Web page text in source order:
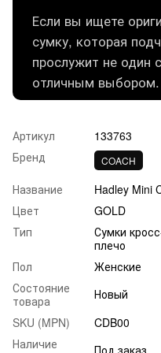
Если вы ищете
сумку, которая
прослужит не один
отличным выбором.
Артикул
133763
Бренд
COACH
Название
Hadley Mini
Цвет
GOLD
Тип
Сумки
плечо
Пол
Женские
Состояние
товара
Новый
SKU (MPN)
CDB00
Наличие